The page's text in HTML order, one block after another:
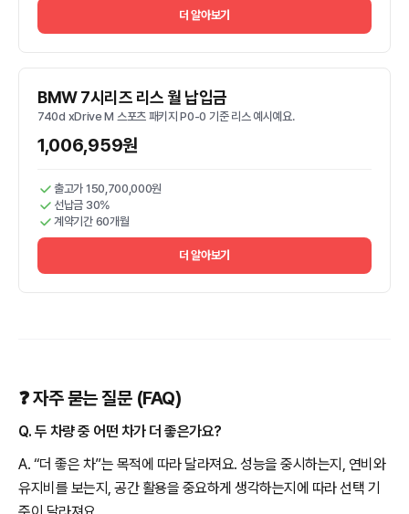
더 알아보기
BMW 7시리즈 리스 월 납입금
740d xDrive M 스포츠 패키지 P0-0 기준 리스 예시예요.
1,006,959원
출고가 150,700,000원
선납금 30%
계약기간 60개월
더 알아보기
❓ 자주 묻는 질문 (FAQ)
Q. 두 차량 중 어떤 차가 더 좋은가요?
A. “더 좋은 차”는 목적에 따라 달라져요. 성능을 중시하는지, 연비와
유지비를 보는지, 공간 활용을 중요하게 생각하는지에 따라 선택 기